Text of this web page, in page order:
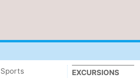
Sports
EXCURSIONS